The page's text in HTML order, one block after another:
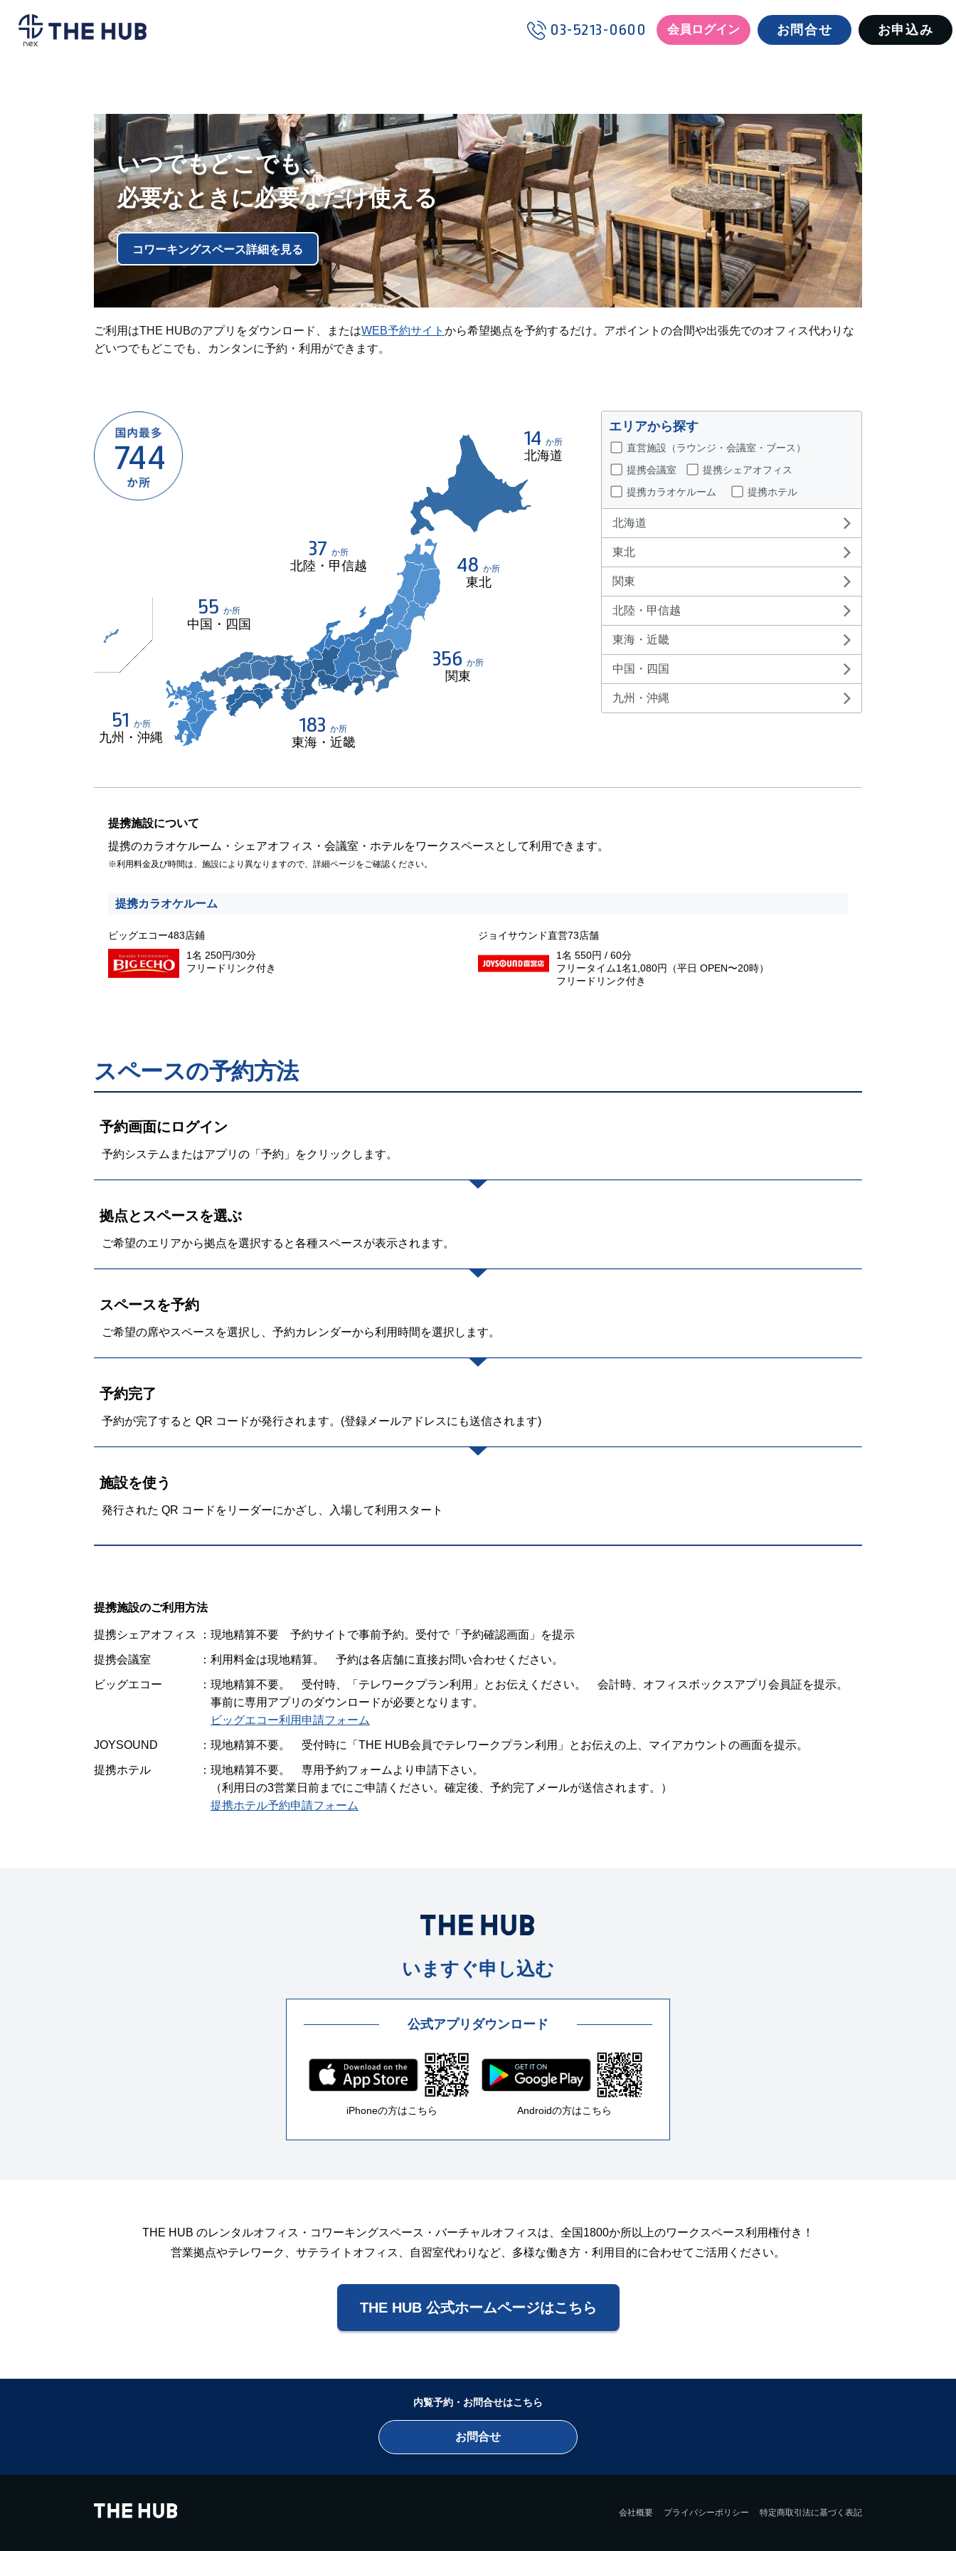
03-5213-0600 会員ログイン お問合せ お申込み
いつでもどこでも、
必要なときに必要なだけ使える
コワーキングスペース詳細を見る
ご利用はTHE HUBのアプリをダウンロード、またはWEB予約サイト から希望拠点を予約するだけ。アポイントの合間や出張先でのオフィス代わりな
どいつでもどこでも、カンタンに予約・利用ができます。
14 か所
北海道
48 か所
東北
356 か所
関東
37 か所
北陸・甲信越
183 か所
東海・近畿
55 か所
中国・四国
51 か所
九州・沖縄
744
エリアから探す
直営施設（ラウンジ・会議室・ブース）
提携会議室
提携シェアオフィス
提携カラオケルーム
提携ホテル
北海道
東北
関東
北陸・甲信越
東海・近畿
中国・四国
九州・沖縄
提携施設について
提携のカラオケルーム・シェアオフィス・会議室・ホテルをワークスペースとして利用できます。
※利用料金及び時間は、施設により異なりますので、詳細ページをご確認ください。
提携カラオケルーム
ビッグエコー483店鋪
1名 250円/30分
フリードリンク付き
ジョイサウンド直営73店舗
1名 550円 / 60分
フリータイム1名1,080円
（平日 OPEN〜20時）
フリードリンク付き
スペースの予約方法
予約画面にログイン
予約システムまたはアプリの「予約」をクリックします。
拠点とスペースを選ぶ
ご希望のエリアから拠点を選択すると各種スペースが表示されます。
スペースを予約
ご希望の席やスペースを選択し、予約カレンダーから利用時間を選択します。
予約完了
予約が完了すると QR コードが発行されます。(登録メールアドレスにも送信されます)
施設を使う
発行された QR コードをリーダーにかざし、入場して利用スタート
提携施設のご利用方法
提携シェアオフィス 現地精算不要 予約サイトで事前予約。受付で「予約確認画面」を提示
提携会議室 利用料金は現地精算。 予約は各店舗に直接お問い合わせください。
ビッグエコー
現地精算不要。 受付時、「テレワークプラン利用」とお伝えください。 会計時、オフィスボックスアプリ会員証を提示。
事前に専用アプリのダウンロードが必要となります。
ビッグエコー利用申請フォーム
JOYSOUND 現地精算不要。 受付時に「THE HUB会員でテレワークプラン利用」とお伝えの上、マイアカウントの画面を提示。
提携ホテル
現地精算不要。 専用予約フォームより申請下さい。
（利用日の3営業日前までにご申請ください。確定後、予約完了メールが送信されます。）
提携ホテル予約申請フォーム
いますぐ申し込む
公式アプリダウンロード
iPhoneの方はこちら Androidの方はこちら
THE HUB のレンタルオフィス・コワーキングスペース・バーチャルオフィスは、全国1800か所以上のワークスペース利用権付き！
営業拠点やテレワーク、サテライトオフィス、自習室代わりなど、多様な働き方・利用目的に合わせてご活用ください。
THE HUB 公式ホームページはこちら
内覧予約・お問合せはこちら
お問合せ
会社概要 プライバシーポリシー 特定商取引法に基づく表記